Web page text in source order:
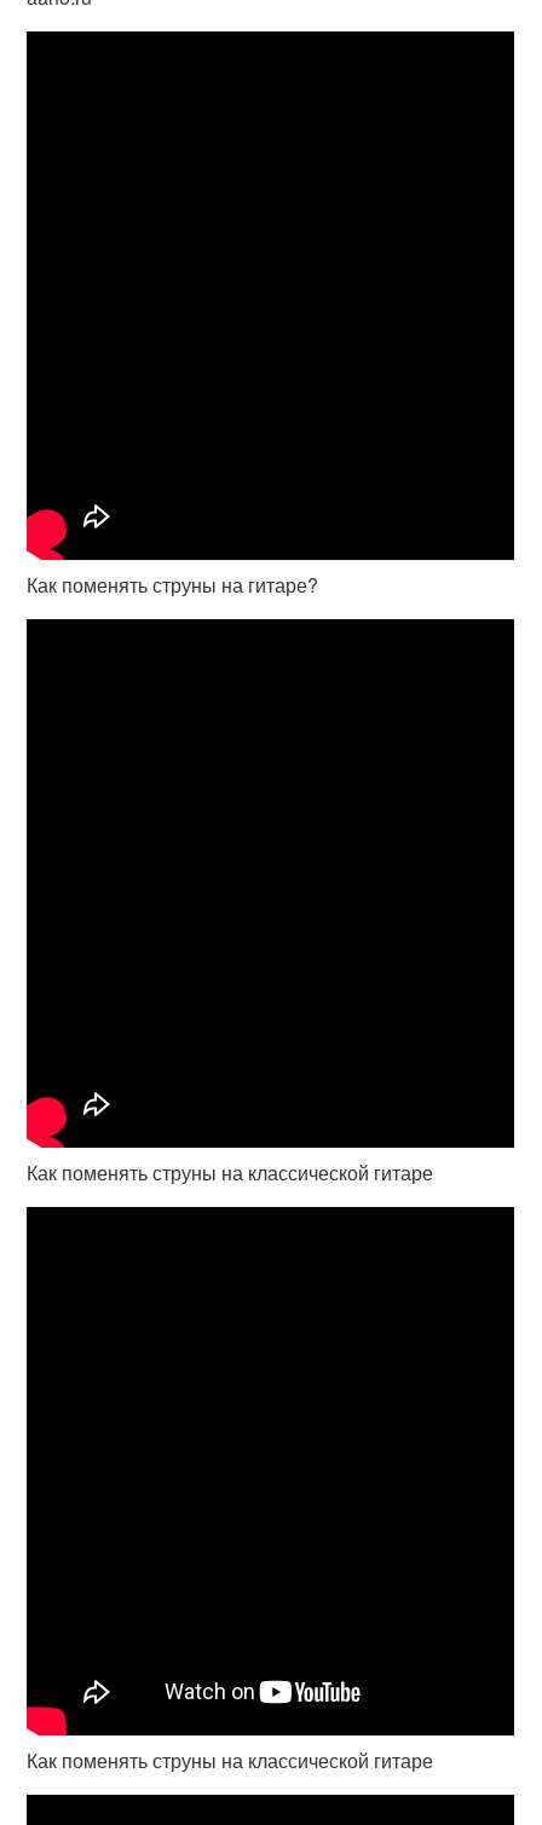
Как поменять струны на гитаре?
Как поменять струны на классической гитаре
Как поменять струны на классической гитаре